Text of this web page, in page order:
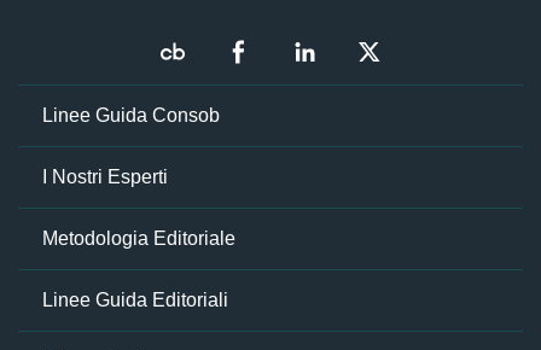
Linee Guida Consob
I Nostri Esperti
Metodologia Editoriale
Linee Guida Editoriali